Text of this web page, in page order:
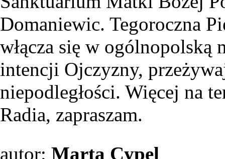
Domaniewic. Tegoroczna
włącza się w
intencji Ojczyzny,
niepodległości. Więcej na
Radia, zapraszam.
autor: Marta Cypel